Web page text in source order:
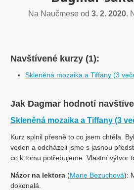
Na Naučmese od 3. 2. 2020.
Navštívené kurzy (1):
Skleněná mozaika a Tiffany (3
Jak Dagmar hodnotí
Skleněná mozaika a Tiffany (3
Kurz splnil přesně to co jsem chtěla.
veden a odcházeli jsme s jasnou
co k tomu potřebujeme. Vlastní výtvor
Názor na lektora(Marie Bezuchová):
dokonalá.